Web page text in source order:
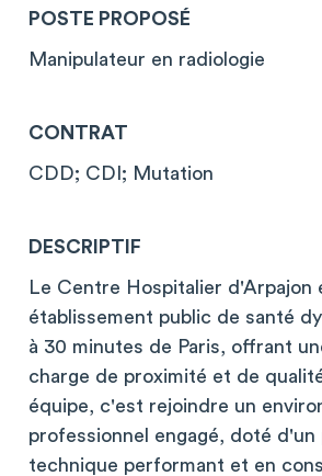
POSTE PROPOSÉ
Manipulateur en radiologie
CONTRAT
CDD; CDI; Mutation
DESCRIPTIF
Le Centre Hospitalier d'Arpajon
établissement public de santé
à 30 minutes de Paris, offrant
charge de proximité et de
équipe, c'est rejoindre un
professionnel engagé, doté d'un
technique performant et en